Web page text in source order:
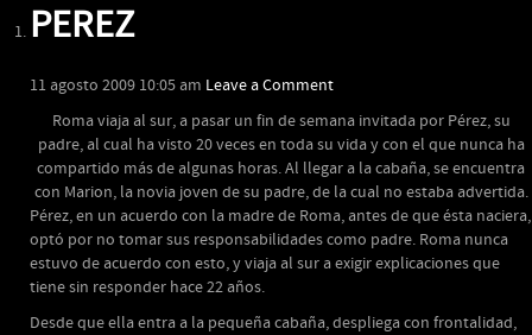
PEREZ
11 agosto 2009 10:05 am Leave a Comment
Roma viaja al sur, a pasar un fin de semana invitada por Pérez, su
padre, al cual ha visto 20 veces en toda su vida y con el que nunca ha
compartido más de algunas horas. Al llegar a la cabaña, se encuentra
con Marion, la novia joven de su padre, de la cual no estaba advertida.
Pérez, en un acuerdo con la madre de Roma, antes de que ésta naciera,
optó por no tomar sus responsabilidades como padre. Roma nunca
estuvo de acuerdo con esto, y viaja al sur a exigir explicaciones que
tiene sin responder hace 22 años.
Desde que ella entra a la pequeña cabaña, despliega con frontalidad,